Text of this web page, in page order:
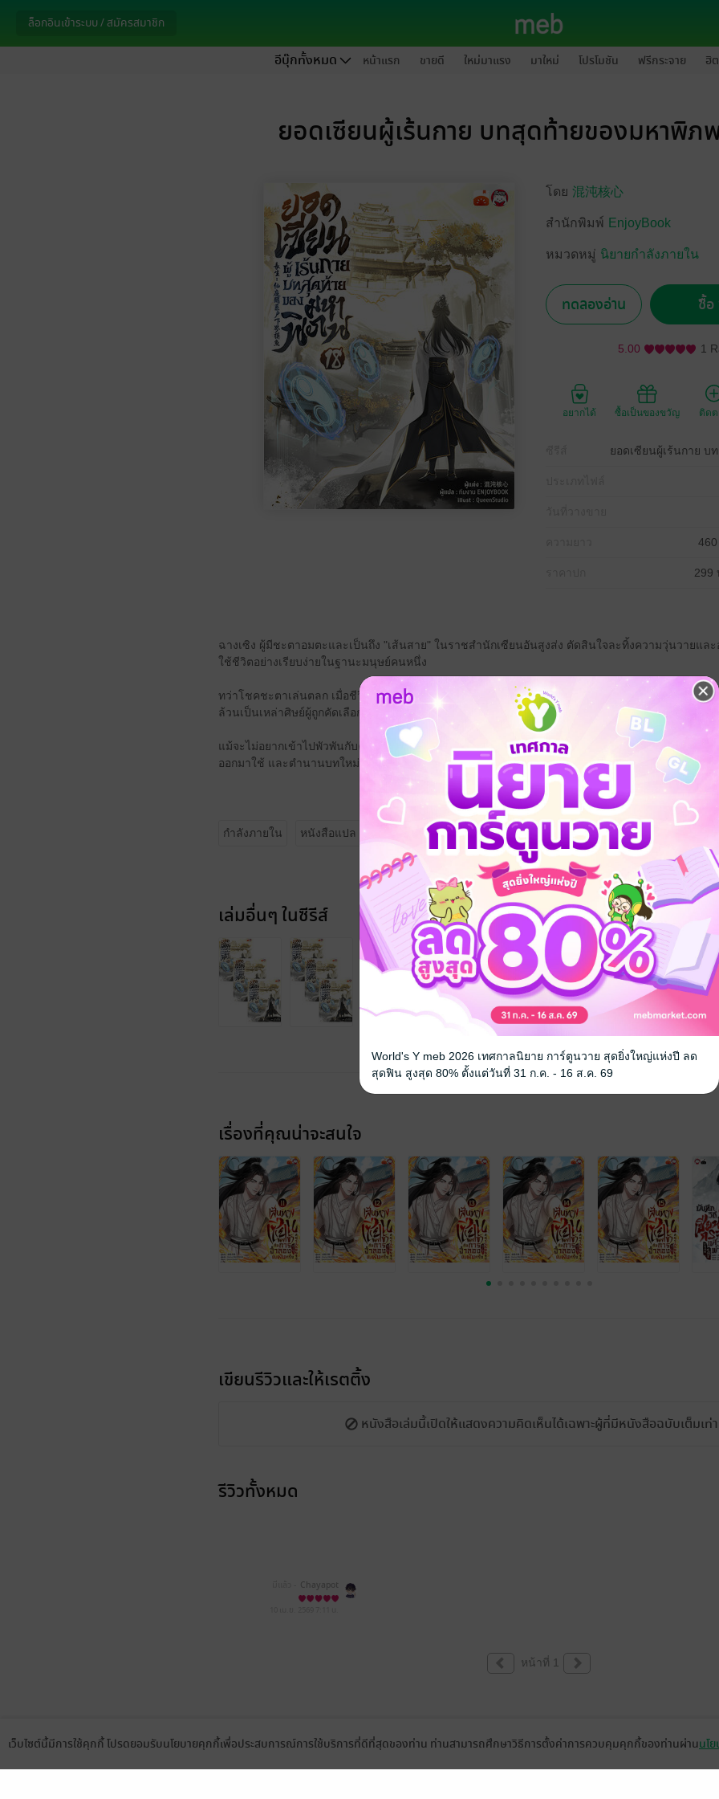
ล็อกอินเข้าระบบ / สมัครสมาชิก
อีบุ๊กทั้งหมด หน้าแรก ขายดี ใหม่มาแรง มาใหม่ โปรโมชัน ฟรีกระจาย ฮิ
ยอดเซียนผู้เร้นกาย บทสุดท้ายของมหาพิภ
โดย 混沌核心
สำนักพิมพ์ EnjoyBook
หมวดหมู่ นิยายกำลังภายใน
ทดลองอ่าน ซื้อ
5.00 1
อยากได้ ซื้อเป็นของขวัญ ติด
ยอดเซียนผู้เร้นกาย บ
299
ฉางเซิง ผู้มีชะตาอมตะและเป็นถึง "เส้นสาย" ในราชสำนักเซียนอันสูงส่ง ตัดสินใจละทิ้งความวุ่นวายแล
ใช้ชีวิตอย่างเรียบง่ายในฐานะมนุษย์คนหนึ่ง
ทว่าโชคชะตาเล่นตลก เมื่อชีวิตใหม่ที่ปรารถนากลับไม่ง่ายดายนัก เขากลับได้พบเจอกับผู้คนที่มีชะตาอัน
ล้วนเป็นเหล่าศิษย์ผู้ถูกคัดเลือกจากแดนสวรรค์ให้มาจุติ เพื่อเริ่มต้นเส้นทางแห่งการบ่มเพาะที่จะสั่นสะเทื
แม้จะไม่อยากเข้าไปพัวพันกับความวุ่นวายใด ๆ แต่ในฐานะของ "ราชันซ่อนกาย" พลังที่ถูกซ่อนไว้ภายใต้
ออกมาใช้ และตำนานบทใหม่ของเขา...กำลังจะเริ่มต้นขึ้น (ตอนที่ 681-720)
กำลังภายใน หนังสือแปล นิยายจีนแปล
เล่มอื่นๆ ในซีรีส์
เรื่องที่คุณน่าจะสนใจ
เขียนรีวิวและให้เรตติ้ง
หนังสือเล่มนี้เปิดให้แสดงความคิดเห็นได้เฉพาะผู้ที่มีหนังสือฉบับเต็มเท่
รีวิวทั้งหมด
Chayapot
หน้าที่ 1
เว็บไซต์นี้มีการใช้คุกกี้ โปรดยอมรับนโยบายคุกกี้เพื่อประสบการณ์การใช้บริการที่ดีที่สุดของท่าน ท่านสามารถศึกษาวิธีการตั้งค่าการควบคุมคุกกี้ของท่านผ่านนโ
World's Y meb 2026 เทศกาลนิยาย การ์ตูนวาย สุดยิ่งใหญ่แห่งปี ลด
สุดฟิน สูงสุด 80% ตั้งแต่วันที่ 31 ก.ค. - 16 ส.ค. 69